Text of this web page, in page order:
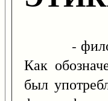
-
Как
был